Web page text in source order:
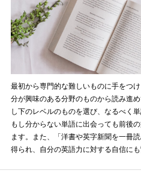
最初から専門的な難しいものに手をつ
分が興味のある分野のものから読み進
し下のレベルのものを選び、なるべく
もし分からない単語に出会っても前後
ます。また、「洋書や英字新聞を一冊
得られ、自分の英語力に対する自信にも